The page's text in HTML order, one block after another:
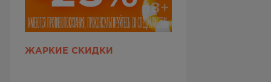
ЖАРКИЕ СКИДКИ